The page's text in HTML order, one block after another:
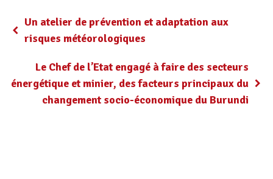
Un atelier de prévention et adaptation aux
risques météorologiques
Le Chef de l’Etat engagé à faire des secteurs
énergétique et minier, des facteurs principaux du
changement socio-économique du Burundi